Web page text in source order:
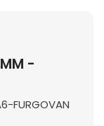
-
FURGOVAN